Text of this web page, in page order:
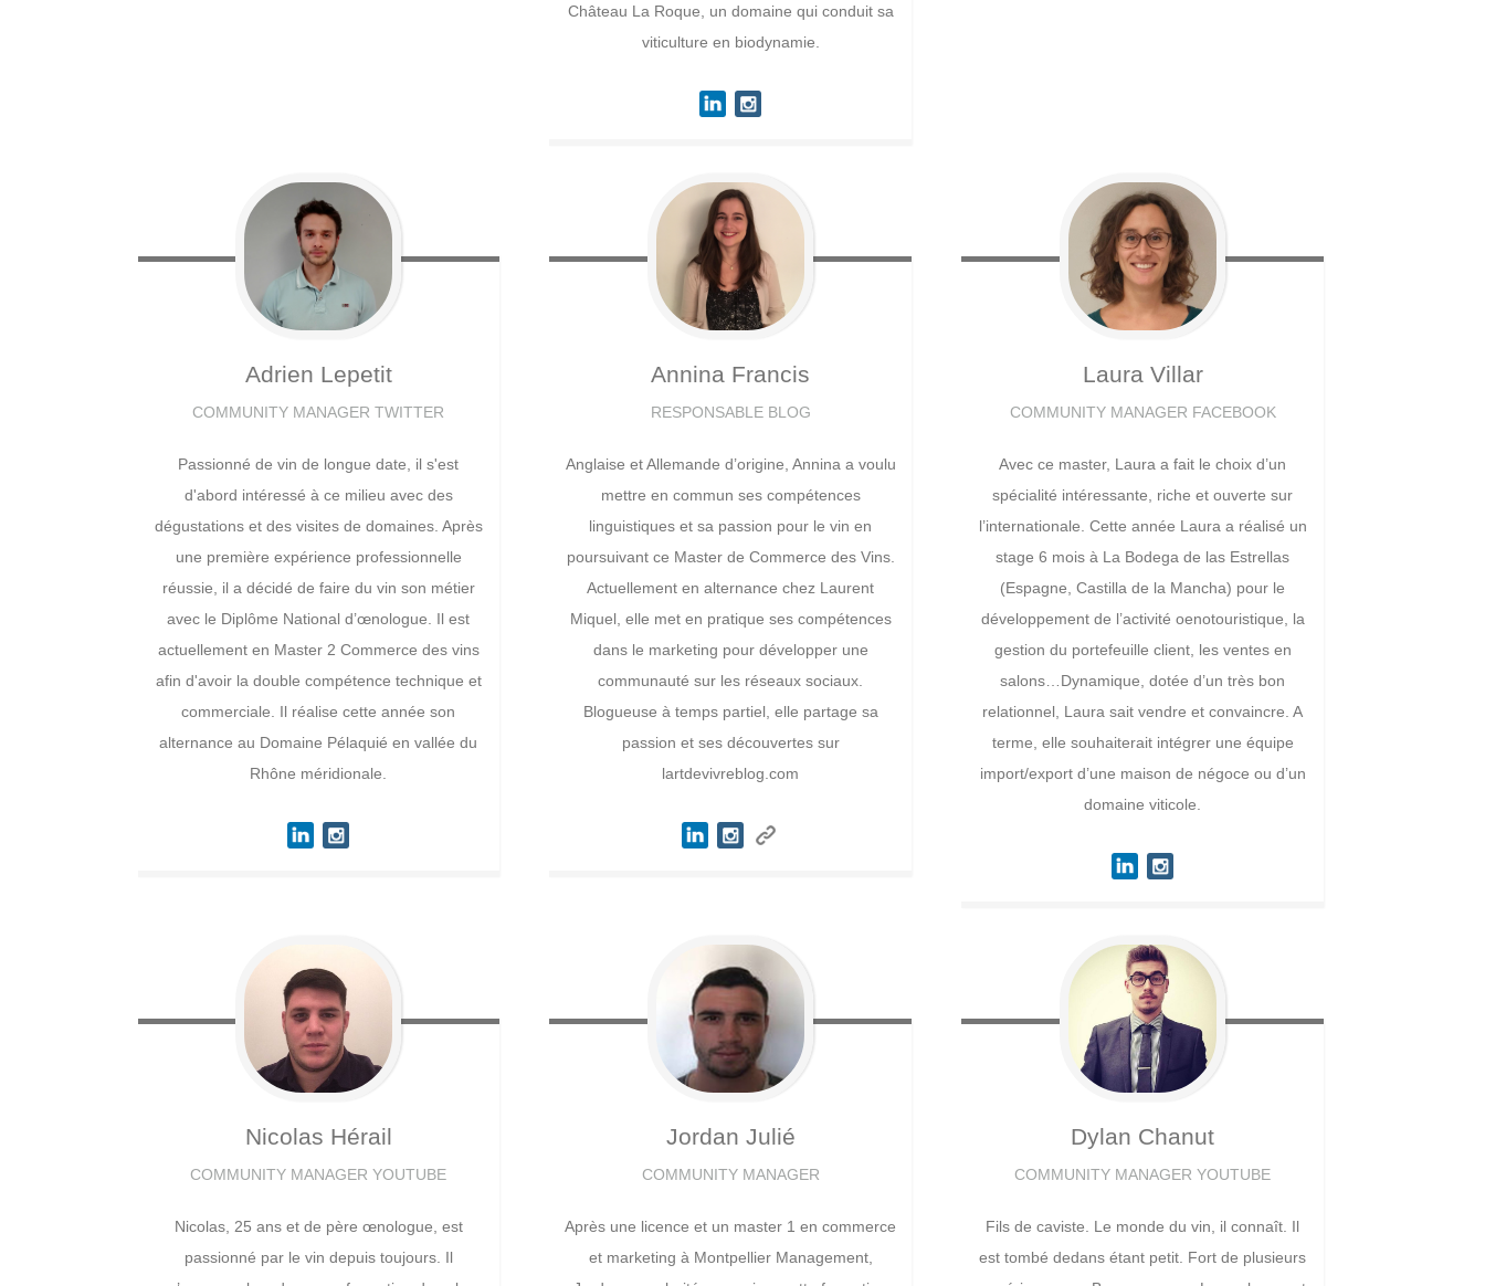
Château La Roque, un domaine qui conduit sa
viticulture en biodynamie.
Adrien Lepetit
COMMUNITY MANAGER TWITTER
Passionné de vin de longue date, il s'est
d'abord intéressé à ce milieu avec des
dégustations et des visites de domaines. Après
une première expérience professionnelle
réussie, il a décidé de faire du vin son métier
avec le Diplôme National d’œnologue. Il est
actuellement en Master 2 Commerce des vins
afin d'avoir la double compétence technique et
commerciale. Il réalise cette année son
alternance au Domaine Pélaquié en vallée du
Rhône méridionale.
Annina Francis
RESPONSABLE BLOG
Anglaise et Allemande d’origine, Annina a voulu
mettre en commun ses compétences
linguistiques et sa passion pour le vin en
poursuivant ce Master de Commerce des Vins.
Actuellement en alternance chez Laurent
Miquel, elle met en pratique ses compétences
dans le marketing pour développer une
communauté sur les réseaux sociaux.
Blogueuse à temps partiel, elle partage sa
passion et ses découvertes sur
lartdevivreblog.com
Laura Villar
COMMUNITY MANAGER FACEBOOK
Avec ce master, Laura a fait le choix d’un
spécialité intéressante, riche et ouverte sur
l’internationale. Cette année Laura a réalisé un
stage 6 mois à La Bodega de las Estrellas
(Espagne, Castilla de la Mancha) pour le
développement de l’activité oenotouristique, la
gestion du portefeuille client, les ventes en
salons…Dynamique, dotée d’un très bon
relationnel, Laura sait vendre et convaincre. A
terme, elle souhaiterait intégrer une équipe
import/export d’une maison de négoce ou d’un
domaine viticole.
Nicolas Hérail
COMMUNITY MANAGER YOUTUBE
Nicolas, 25 ans et de père œnologue, est
passionné par le vin depuis toujours. Il
Jordan Julié
COMMUNITY MANAGER
Après une licence et un master 1 en commerce
et marketing à Montpellier Management,
Dylan Chanut
COMMUNITY MANAGER YOUTUBE
Fils de caviste. Le monde du vin, il connaît. Il
est tombé dedans étant petit. Fort de plusieurs